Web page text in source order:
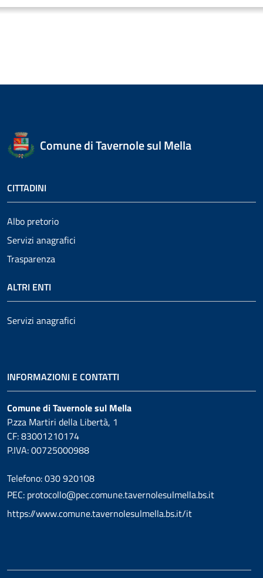
Comune di Tavernole sul Mella
CITTADINI
Albo pretorio
Servizi anagrafici
Trasparenza
ALTRI ENTI
Servizi anagrafici
INFORMAZIONI E CONTATTI
Comune di Tavernole sul Mella
P.zza Martiri della Libertà, 1
CF: 83001210174
P.IVA: 00725000988
Telefono: 030 920108
PEC: protocollo@pec.comune.tavernolesulmella.bs.it
https://www.comune.tavernolesulmella.bs.it/it